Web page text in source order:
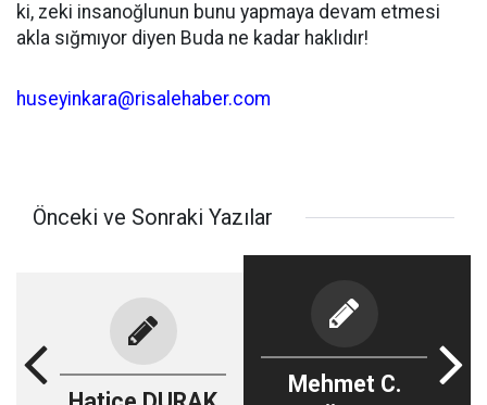
ki, zeki insanoğlunun bunu yapmaya devam etmesi
akla sığmıyor diyen Buda ne kadar haklıdır!
huseyinkara@risalehaber.com
Önceki ve Sonraki Yazılar
Mehmet C.